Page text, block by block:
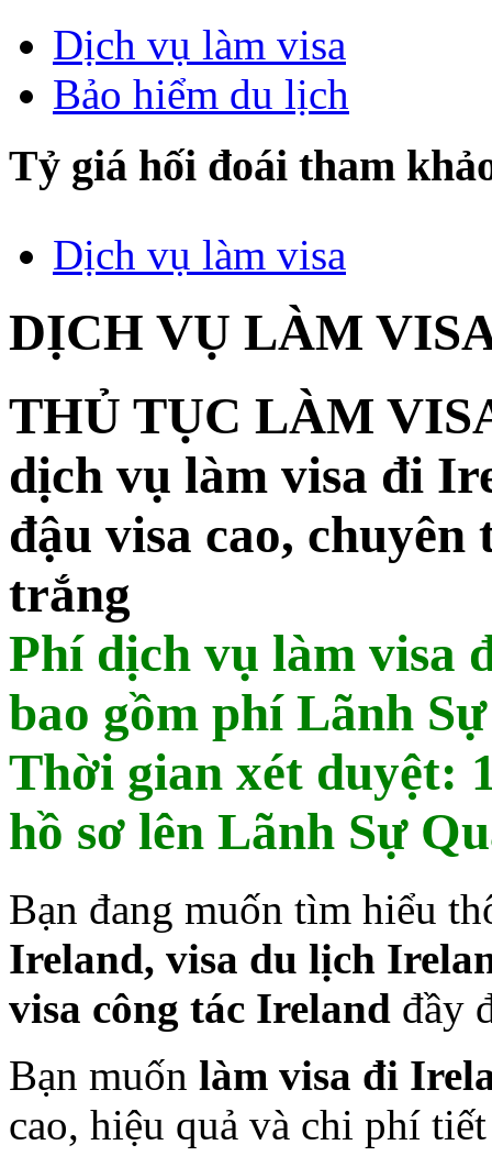
Dịch vụ làm visa
Bảo hiểm du lịch
Tỷ giá hối đoái tham
Dịch vụ làm visa
DỊCH VỤ LÀM
THỦ TỤC LÀM
dịch vụ làm visa đi
đậu visa cao,
trắng
Phí dịch vụ làm visa
bao gồm phí Lãnh
Thời gian xét duyệt:
hồ sơ lên Lãnh Sự
Bạn đang muốn tìm hiểu
Ireland, visa du lịch
visa công tác Ireland đầy
Bạn muốn làm visa đi
cao, hiệu quả và chi phí